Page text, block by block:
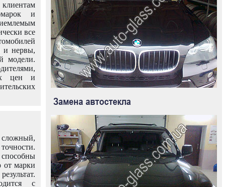
и
все
и нервы,
модели.
цен и
способны
от марки
с
Замена автостекла